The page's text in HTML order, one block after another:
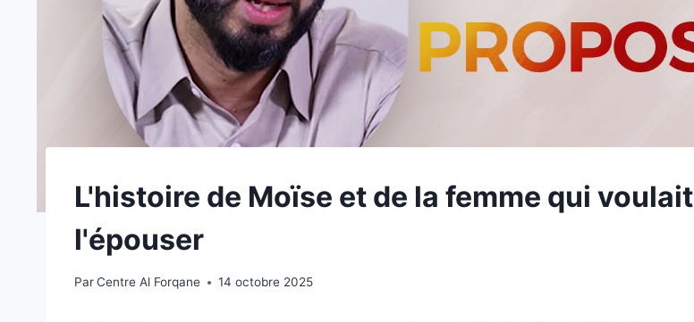
L'histoire de Moïse et de la femme qui voulait
l'épouser
ParCentre Al Forqane 14 octobre 2025